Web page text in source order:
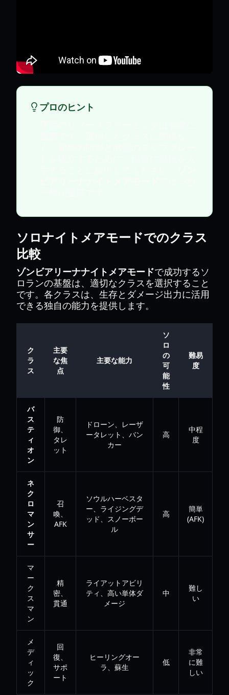
プロのヒント
ソロナイトメアモードでのクラス
比較
ゾンビアリーナナイトメアモードで成功するソ
ロランの基盤は、適切なクラスを選択すること
です。各クラスは、生存とダメージ出力に活用
できる独自の能力を提供します。
ク
ラ
ス
主要
な焦
点
主要な能力
ソ
ロ
の
可
能
性
難易
度
バ
ス
テ
ィ
オ
ン
防
御、
タレ
ット
ドローン、レーザ
ータレット、バン
カー
高
中程
度
ネ
ク
ロ
マ
ン
サ
ー
召
喚、
AFK
ソウルハーベスタ
ー、ライジングデ
ッド、スノーボー
ル
高
簡単
(AFK)
マ
ー
ク
ス
マ
ン
精
密、
貫通
ライアットアビリ
ティ、高い単体ダ
メージ
中
難し
い
メ
デ
ィ
ッ
ク
回
復、
サポ
ート
ヒーリングオー
ラ、蘇生
低
非常
に難
しい